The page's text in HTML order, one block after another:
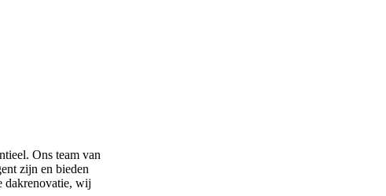
Ons team van
zijn en bieden
dakrenovatie, wij